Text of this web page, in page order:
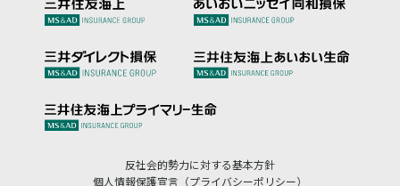
反社会的勢力に対する基本方針
個人情報保護宣言（プライバシーポリシー）